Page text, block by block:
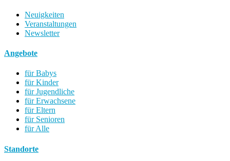
Neuigkeiten
Veranstaltungen
Newsletter
Angebote
für Babys
für Kinder
für Jugendliche
für Erwachsene
für Eltern
für Senioren
für Alle
Standorte